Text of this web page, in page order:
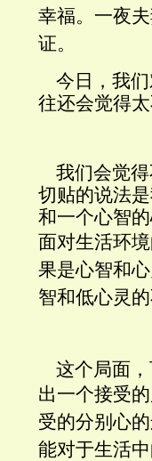
幸福。一夜
证。
今日，我们
往还会觉得太
我们会觉得
切贴的说法
和一个心智
面对生活环
果是心智和
智和低心灵
这个局面，
出一个接受
受的分别心
能对于生活